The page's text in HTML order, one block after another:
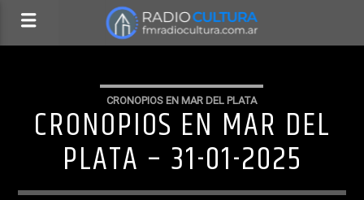
CRONOPIOS EN MAR DEL PLATA
CRONOPIOS EN MAR DEL
PLATA – 31-01-2025